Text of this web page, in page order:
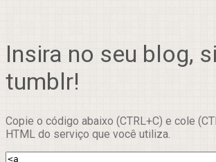
Insira no seu blog,
tumblr!
Copie o código abaixo (CTRL+C) e cole
HTML do serviço que você utiliza.